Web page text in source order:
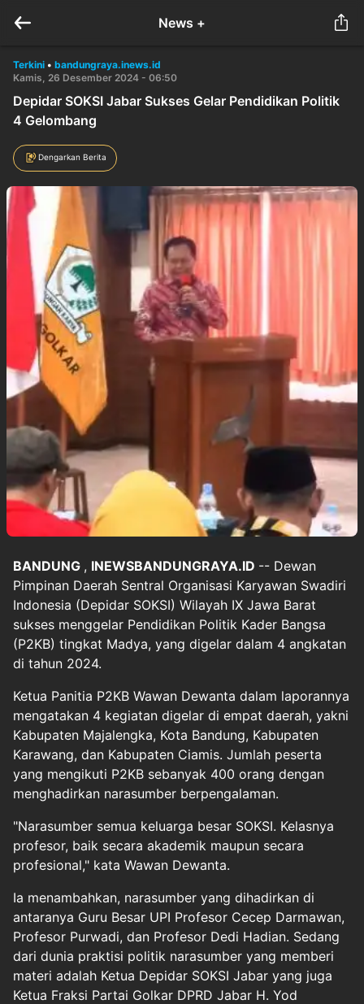
News +
Terkini • bandungraya.inews.id
Kamis, 26 Desember 2024 - 06:50
Depidar SOKSI Jabar Sukses Gelar Pendidikan Politik
4 Gelombang
Dengarkan Berita
BANDUNG , INEWSBANDUNGRAYA.ID -- Dewan
Pimpinan Daerah Sentral Organisasi Karyawan Swadiri
Indonesia (Depidar SOKSI) Wilayah IX Jawa Barat
sukses menggelar Pendidikan Politik Kader Bangsa
(P2KB) tingkat Madya, yang digelar dalam 4 angkatan
di tahun 2024.
Ketua Panitia P2KB Wawan Dewanta dalam laporannya
mengatakan 4 kegiatan digelar di empat daerah, yakni
Kabupaten Majalengka, Kota Bandung, Kabupaten
Karawang, dan Kabupaten Ciamis. Jumlah peserta
yang mengikuti P2KB sebanyak 400 orang dengan
menghadirkan narasumber berpengalaman.
"Narasumber semua keluarga besar SOKSI. Kelasnya
profesor, baik secara akademik maupun secara
profesional," kata Wawan Dewanta.
Ia menambahkan, narasumber yang dihadirkan di
antaranya Guru Besar UPI Profesor Cecep Darmawan,
Profesor Purwadi, dan Profesor Dedi Hadian. Sedang
dari dunia praktisi politik narasumber yang memberi
materi adalah Ketua Depidar SOKSI Jabar yang juga
Ketua Fraksi Partai Golkar DPRD Jabar H. Yod